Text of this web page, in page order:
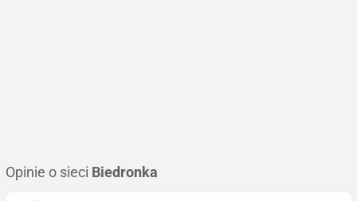
Opinie o sieci Biedronka